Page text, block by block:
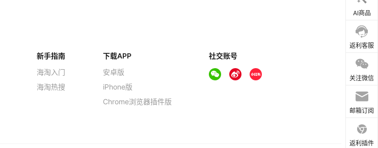
AI商品
返利客服
关注微信
邮箱订阅
返利插件
新手指南
海淘入门
海淘热搜
下载APP
安卓版
iPhone版
Chrome浏览器插件版
社交账号